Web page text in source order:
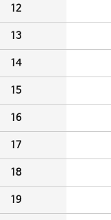
12
13
14
15
16
17
18
19